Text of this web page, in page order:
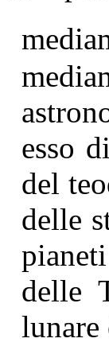
esso
del
delle
pianeti
delle
lunare